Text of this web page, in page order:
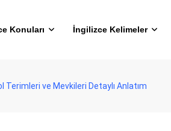
Konuları İngilizce Kelimeler
Terimleri ve Mevkileri Detaylı Anlatım